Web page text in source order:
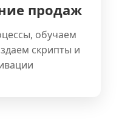
продаж
обучаем
скрипты и